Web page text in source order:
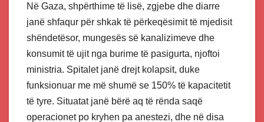
Në Gaza, shpërthime të lisë, zgjebe dhe diarre
janë shfaqur për shkak të përkeqësimit të mjedisit
shëndetësor, mungesës së kanalizimeve dhe
konsumit të ujit nga burime të pasigurta, njoftoi
ministria. Spitalet janë drejt kolapsit, duke
funksionuar me më shumë se 150% të kapacitetit
të tyre. Situatat janë bërë aq të rënda saqë
operacionet po kryhen pa anestezi, dhe në disa